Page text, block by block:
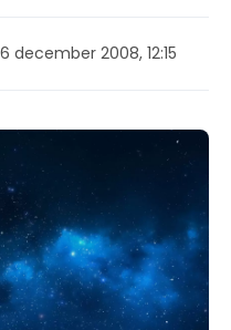
6 december 2008, 12:15